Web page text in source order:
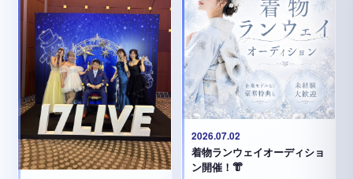
2026.07.02
着物ランウェイオーディショ
ン開催！👘